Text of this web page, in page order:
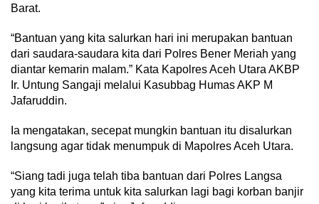
Barat.
“Bantuan yang kita salurkan hari ini merupakan bantuan
dari saudara-saudara kita dari Polres Bener Meriah yang
diantar kemarin malam.” Kata Kapolres Aceh Utara AKBP
Ir. Untung Sangaji melalui Kasubbag Humas AKP M
Jafaruddin.
Ia mengatakan, secepat mungkin bantuan itu disalurkan
langsung agar tidak menumpuk di Mapolres Aceh Utara.
“Siang tadi juga telah tiba bantuan dari Polres Langsa
yang kita terima untuk kita salurkan lagi bagi korban banjir